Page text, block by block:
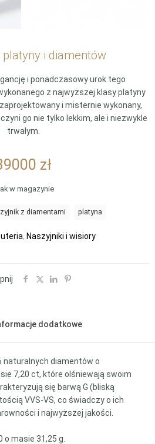
platyny i diamentów
i ponadczasowy urok tego
z najwyższej klasy platyny
i misternie wykonany,
go nie tylko lekkim, ale i niezwykle
trwałym.
zł
w magazynie
, Naszyjniki i wisiory
z diamentami platyna
dodatkowe
naturalnych diamentów o
7,20 ct, które olśniewają swoim
się barwą G (bliską
VVS-VS, co świadczy o ich
i najwyższej jakości.
o masie 31,25 g.